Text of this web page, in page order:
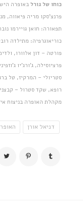
כוחו של גורל
פרנצ'סקו מריה פיאווה,
תפאורה: חואן גויירמו
כוריאוגרפיה: מתילדה
פורטה – דון אלוורו,
פרציוסילה, ג'ורג'יו
סטריולי – המרקיז, טל
רופא, שקד סטרול –
מקהלת האופרה בניצוח
דניאל אורן